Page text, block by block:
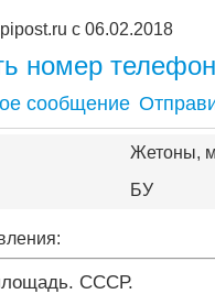
Apipost.ru с 06.02.2018
номер
Жетоны,
БУ
СССР.